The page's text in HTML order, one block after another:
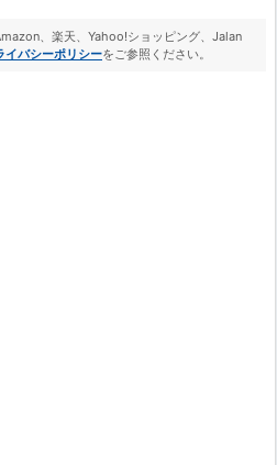
、楽天、Yahoo!ショッピング、Jalan
イバシーポリシーをご参照ください。